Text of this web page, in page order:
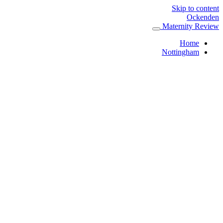
Skip to content
Ockenden
Maternity Review
Home
Nottingham